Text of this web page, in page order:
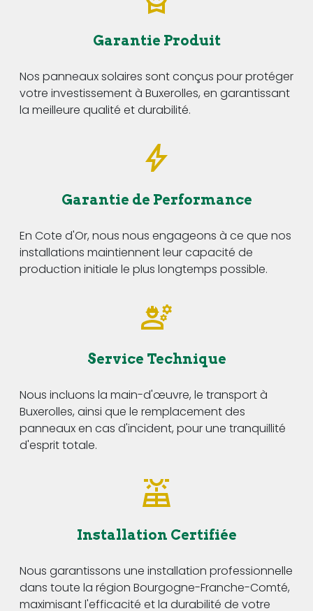
Garantie Produit
Nos panneaux solaires sont conçus pour protéger
votre investissement à Buxerolles, en garantissant
la meilleure qualité et durabilité.
Garantie de Performance
En Cote d'Or, nous nous engageons à ce que nos
installations maintiennent leur capacité de
production initiale le plus longtemps possible.
Service Technique
Nous incluons la main-d'œuvre, le transport à
Buxerolles, ainsi que le remplacement des
panneaux en cas d'incident, pour une tranquillité
d'esprit totale.
Installation Certifiée
Nous garantissons une installation professionnelle
dans toute la région Bourgogne-Franche-Comté,
maximisant l'efficacité et la durabilité de votre